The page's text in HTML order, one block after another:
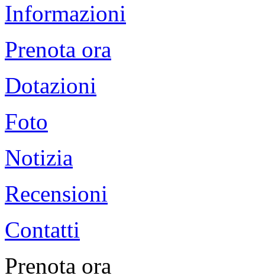
Informazioni
Prenota ora
Dotazioni
Foto
Notizia
Recensioni
Contatti
Prenota ora